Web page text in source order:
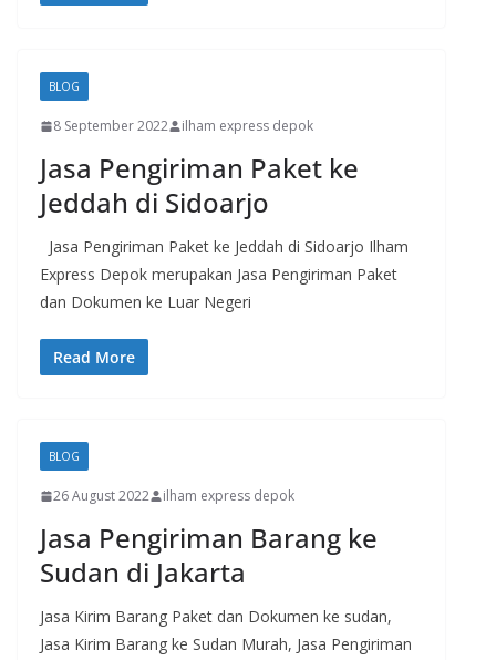
BLOG
8 September 2022 ilham express depok
Jasa Pengiriman Paket ke
Jeddah di Sidoarjo
Jasa Pengiriman Paket ke Jeddah di Sidoarjo Ilham
Express Depok merupakan Jasa Pengiriman Paket
dan Dokumen ke Luar Negeri
Read More
BLOG
26 August 2022 ilham express depok
Jasa Pengiriman Barang ke
Sudan di Jakarta
Jasa Kirim Barang Paket dan Dokumen ke sudan,
Jasa Kirim Barang ke Sudan Murah, Jasa Pengiriman